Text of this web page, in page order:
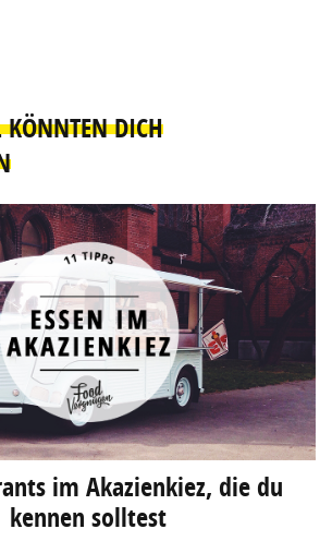
KÖNNTEN DICH
im Akazienkiez, die du
kennen solltest